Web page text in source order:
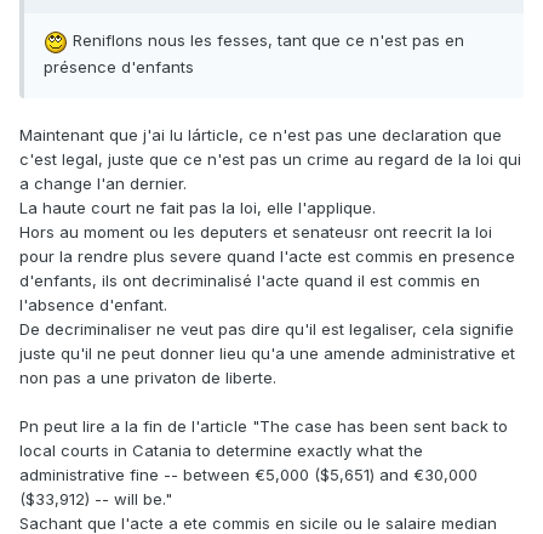
Reniflons nous les fesses, tant que ce n'est pas en
présence d'enfants
Maintenant que j'ai lu lárticle, ce n'est pas une declaration que
c'est legal, juste que ce n'est pas un crime au regard de la loi qui
a change l'an dernier.
La haute court ne fait pas la loi, elle l'applique.
Hors au moment ou les deputers et senateusr ont reecrit la loi
pour la rendre plus severe quand l'acte est commis en presence
d'enfants, ils ont decriminalisé l'acte quand il est commis en
l'absence d'enfant.
De decriminaliser ne veut pas dire qu'il est legaliser, cela signifie
juste qu'il ne peut donner lieu qu'a une amende administrative et
non pas a une privaton de liberte.
Pn peut lire a la fin de l'article "The case has been sent back to
local courts in Catania to determine exactly what the
administrative fine -- between €5,000 ($5,651) and €30,000
($33,912) -- will be."
Sachant que l'acte a ete commis en sicile ou le salaire median